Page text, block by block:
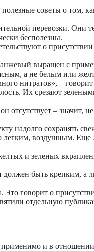
советы о том,
перевозки. Они
бесполезны.
о
выращен с
а не белым или
нитратов», –
Их срезают
– значит,
надолго сохранять
легким, воздушным. Еще
и зеленых
быть крепким, а
говорит о
отдельную
применимо и в